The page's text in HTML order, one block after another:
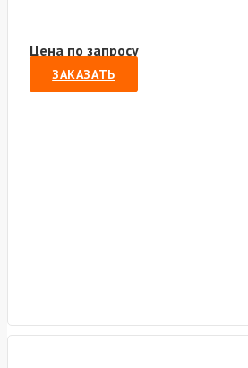
Цена по запросу
ЗАКАЗАТЬ